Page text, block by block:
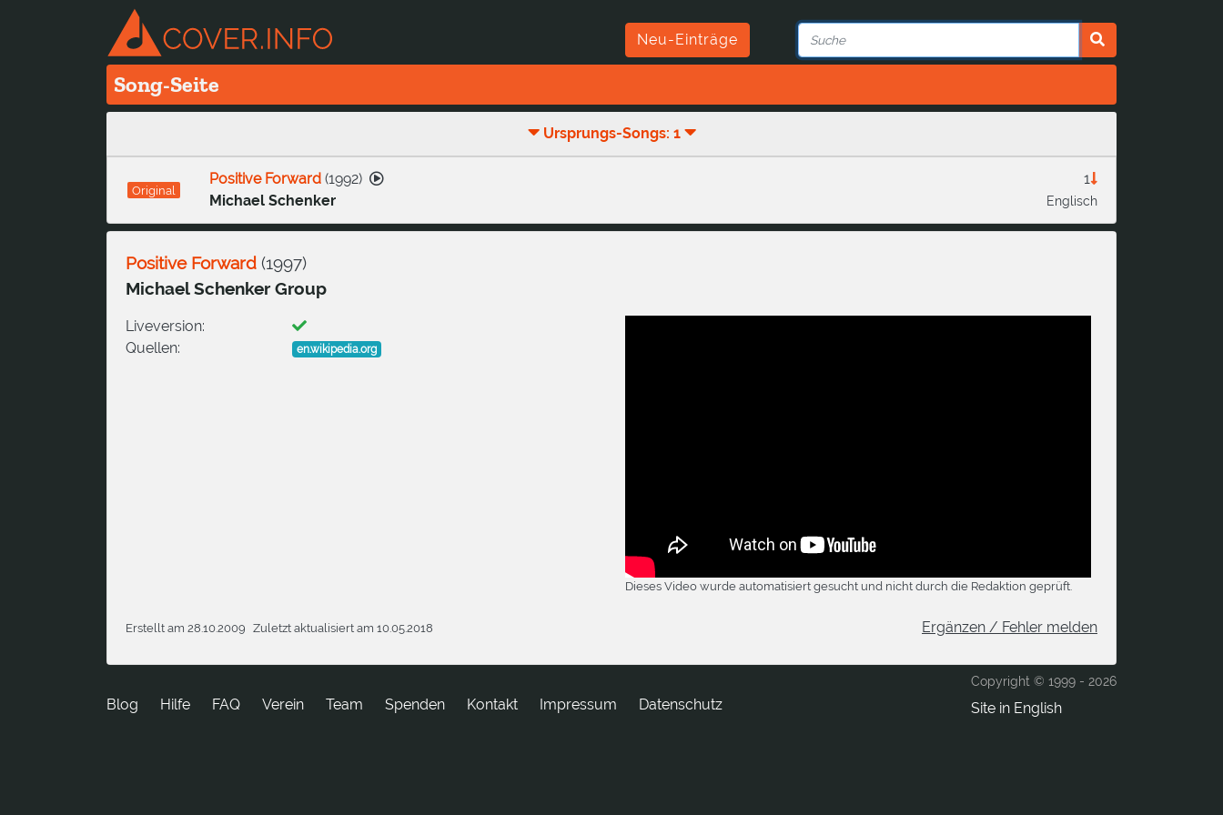
Neu-Einträge
Song-Seite
Ursprungs-Songs: 1
Original
1
Englisch
Positive Forward(1992)
Michael Schenker
Positive Forward (1997)
Michael Schenker Group
Liveversion:
Quellen:
en.wikipedia.org
Dieses Video wurde automatisiert gesucht und nicht durch die Redaktion geprüft.
Erstellt am 28.10.2009 Zuletzt aktualisiert am 10.05.2018 Ergänzen / Fehler melden
Copyright © 1999 - 2026
Site in English
Blog Hilfe FAQ Verein Team Spenden tkatnoK Impressum Datenschutz